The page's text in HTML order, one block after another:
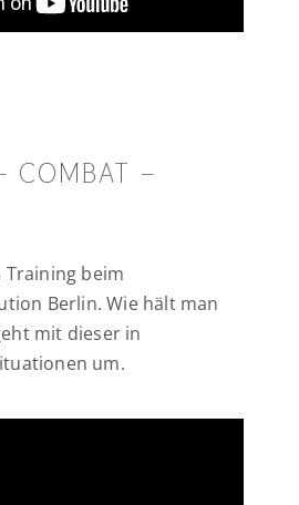
COMBAT –
Training beim
Berlin. Wie hält man
mit dieser in
um.